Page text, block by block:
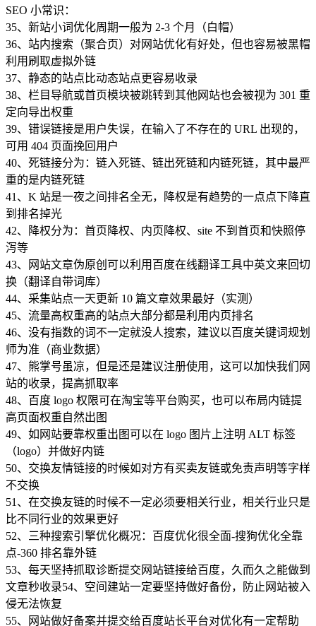
SEO 小常识：
35、新站小词优化周期一般为 2-3 个月（白帽）
36、站内搜索（聚合页）对网站优化有好处，但也容易被黑帽
利用刷取虚拟外链
37、静态的站点比动态站点更容易收录
38、栏目导航或首页模块被跳转到其他网站也会被视为 301 重
定向导出权重
39、错误链接是用户失误，在输入了不存在的 URL 出现的，
可用 404 页面挽回用户
40、死链接分为：链入死链、链出死链和内链死链，其中最严
重的是内链死链
41、K 站是一夜之间排名全无，降权是有趋势的一点点下降直
到排名掉光
42、降权分为：首页降权、内页降权、site 不到首页和快照停
泻等
43、网站文章伪原创可以利用百度在线翻译工具中英文来回切
换（翻译自带词库）
44、采集站点一天更新 10 篇文章效果最好（实测）
45、流量高权重高的站点大部分都是利用内页排名
46、没有指数的词不一定就没人搜索，建议以百度关键词规划
师为准（商业数据）
47、熊掌号虽凉，但是还是建议注册使用，这可以加快我们网
站的收录，提高抓取率
48、百度 logo 权限可在淘宝等平台购买，也可以布局内链提
高页面权重自然出图
49、如网站要靠权重出图可以在 logo 图片上注明 ALT 标签
（logo）并做好内链
50、交换友情链接的时候如对方有买卖友链或免责声明等字样
不交换
51、在交换友链的时候不一定必须要相关行业，相关行业只是
比不同行业的效果更好
52、三种搜索引擎优化概况：百度优化很全面-搜狗优化全靠
点-360 排名靠外链
53、每天坚持抓取诊断提交网站链接给百度，久而久之能做到
文章秒收录54、空间建站一定要坚持做好备份，防止网站被入
侵无法恢复
55、网站做好备案并提交给百度站长平台对优化有一定帮助